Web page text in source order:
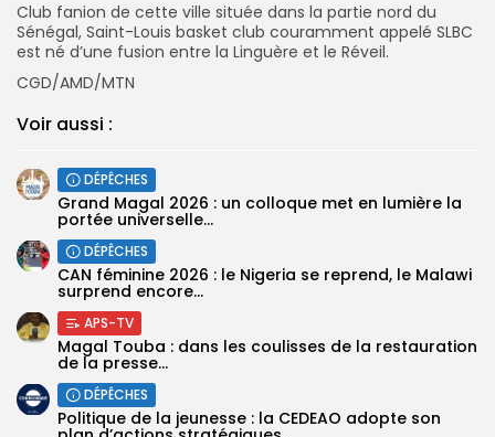
Club fanion de cette ville située dans la partie nord du
Sénégal, Saint-Louis basket club couramment appelé SLBC
est né d’une fusion entre la Linguère et le Réveil.
CGD/AMD/MTN
Voir aussi :
DÉPÊCHES
Grand Magal 2026 : un colloque met en lumière la
portée universelle...
DÉPÊCHES
‎CAN féminine 2026 : le Nigeria se reprend, le Malawi
surprend encore...
APS-TV
Magal Touba : dans les coulisses de la restauration
de la presse...
DÉPÊCHES
Politique de la jeunesse : la CEDEAO adopte son